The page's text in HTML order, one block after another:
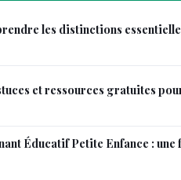
les distinctions
et ressources gratuites
Éducatif Petite Enfance :